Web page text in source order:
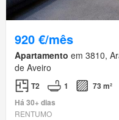
920 €/mês
Apartamento em 3810,
de Aveiro
T2 1
73 m²
Há 30+ dias
RENTUMO